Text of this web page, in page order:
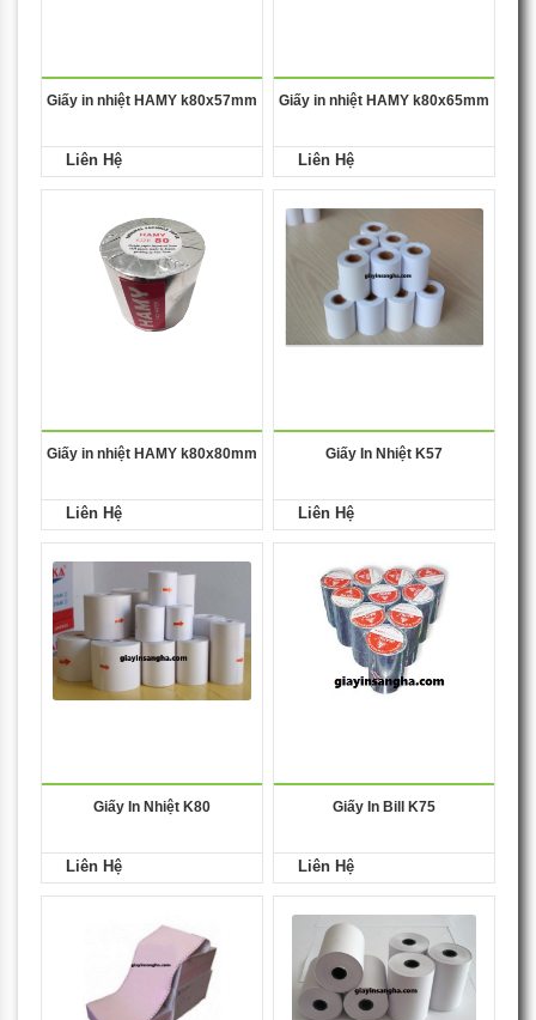
Giấy in nhiệt HAMY k80x57mm
Liên Hệ
Giấy in nhiệt HAMY k80x65mm
Liên Hệ
Giấy in nhiệt HAMY k80x80mm
Liên Hệ
Giấy In Nhiệt K57
Liên Hệ
Giấy In Nhiệt K80
Liên Hệ
Giấy In Bill K75
Liên Hệ